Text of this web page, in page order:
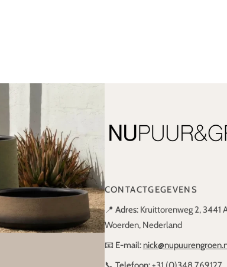
CONTACTGEGEVENS
📍 Adres:Kruittorenweg 2, 3441
Woerden, Nederland
📧 E-mail: